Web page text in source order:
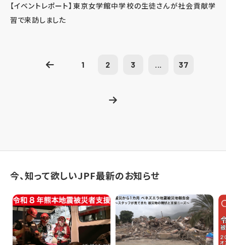
【イベントレポート】東京女学館中学校の生徒さんが社会貢献学
習で来訪しました
1 2 3 ... 37
今、知って欲しいJPF最新のお知らせ